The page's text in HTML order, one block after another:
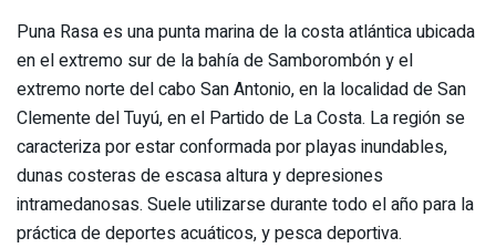
Puna Rasa es una punta marina de la costa atlántica ubicada
en el extremo sur de la bahía de Samborombón y el
extremo norte del cabo San Antonio, en la localidad de San
Clemente del Tuyú, en el Partido de La Costa. La región se
caracteriza por estar conformada por playas inundables,
dunas costeras de escasa altura y depresiones
intramedanosas. Suele utilizarse durante todo el año para la
práctica de deportes acuáticos, y pesca deportiva.